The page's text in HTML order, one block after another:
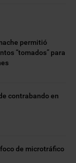
permitió
“tomados” para
contrabando en
de microtráfico